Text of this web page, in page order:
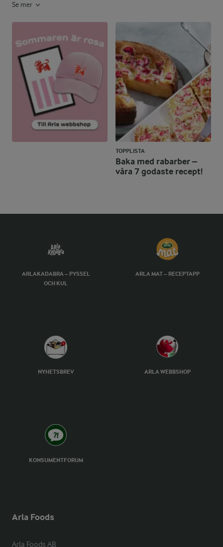
Se mer
TOPPLISTA
Baka med rabarber –
våra 7 godaste recept!
ARLAKADABRA – PYSSEL
OCH KUL
ARLA MAT – RECEPTAPP
NYHETSBREV ARLA WEBBSHOP
KONSUMENTFORUM
Arla Foods
Arla Foods AB